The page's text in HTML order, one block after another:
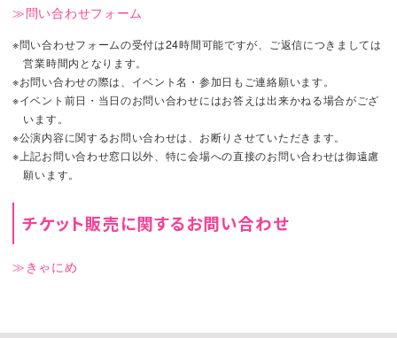
2.回収指定
両公演いずれも、公演終演後に御祝花・フラワースタンド
のお引き取りをしていただきますよう、生花店・造花店ま
たは宅配業者へ必ずご指示をお願いいたします。
なお、当日の回収可能時間は同日20時00分頃とお伝えくだ
さい。
3.大きさ
フラワースタンドについては、底辺(スタンド足部分)が40
たします。
場内でのカメラ(携帯カメラ含む)・ビデオによる撮影、録音等は
固くお断りいたします。（撮影可能のご案内がございました場
合はこの限りではございません）
危険物、酒類の持ち込みおよび飲酒後、酒気帯びでのイベント
参加は禁止です。
ゴミは各自の責任で処理、またはお持ち帰りいただくようお願
いいたします。
他のお客様のご迷惑、視界の妨げとなる行為と判断した場合
は、スタッフより注意させていただきますので予めご了承くだ
持ちください。頭より上の位置に上げるなど、他のお客様のご
げ、主催者が演出の妨げになると判断した場合は、ご使用をお
≫問い合わせフォーム
※問い合わせフォームの受付は24時間可能ですが、ご返信につきましては
営業時間内となります。
※お問い合わせの際は、イベント名・参加日もご連絡願います。
※イベント前日・当日のお問い合わせにはお答えは出来かねる場合がござ
います。
※公演内容に関するお問い合わせは、お断りさせていただきます。
※上記お問い合わせ窓口以外、特に会場への直接のお問い合わせは御遠慮
願います。
チケット販売に関するお問い合わせ
≫きゃにめ